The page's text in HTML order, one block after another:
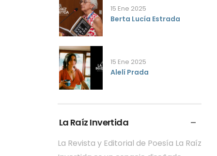
15 Ene 2025
Berta Lucía Estrada
15 Ene 2025
Alelí Prada
La Raíz Invertida
La Revista y Editorial de Poesía La Raíz